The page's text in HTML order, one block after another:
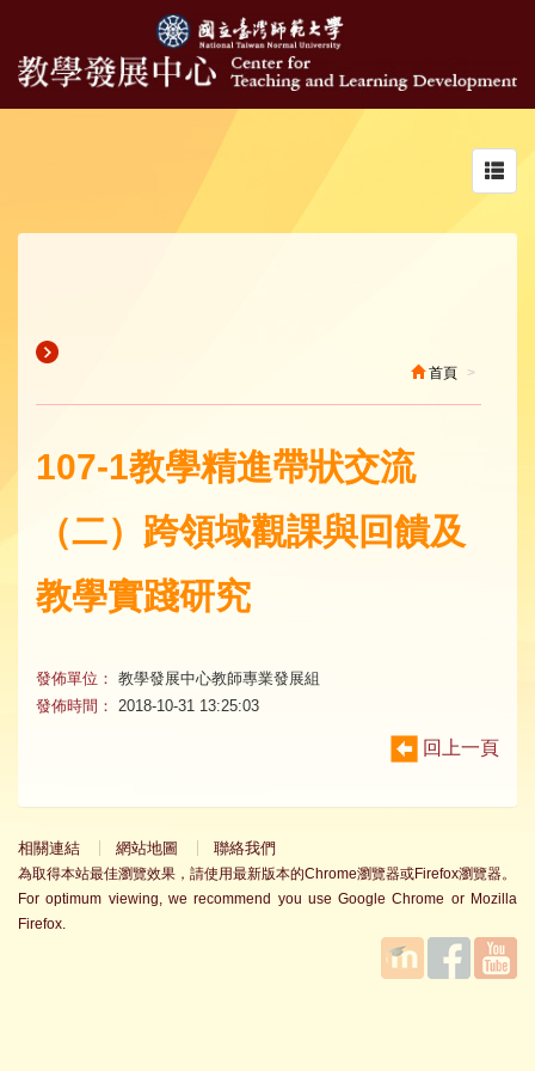
首頁
107-1教學精進帶狀交流
（二）跨領域觀課與回饋及
教學實踐研究
發佈單位： 教學發展中心教師專業發展組
發佈時間：
2018-10-31 13:25:03
回上一頁
相關連結 網站地圖 聯絡我們
為取得本站最佳瀏覽效果，請使用最新版本的Chrome瀏覽器或Firefox瀏覽器。
For optimum viewing, we recommend you use Google Chrome or Mozilla
Firefox.